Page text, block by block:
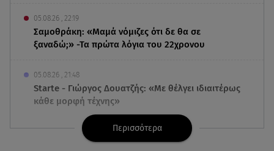
05.08.26 , 22:19
Σαμοθράκη: «Μαμά νόμιζες ότι δε θα σε
ξαναδώ;» -Τα πρώτα λόγια του 22χρονου
05.08.26 , 21:48
Starte - Γιώργος Δουατζής: «Με θέλγει ιδιαιτέρως
κάθε μορφή τέχνης»
«Στην κόψη του ξυραφιού» οι συνομιλίες ΗΠΑ –
Περισσότερα